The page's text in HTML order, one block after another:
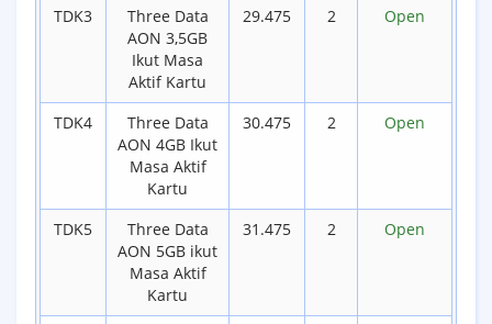
TDK3
Three Data
AON 3,5GB
Ikut Masa
Aktif Kartu
29.475 2 Open
TDK4
Three Data
AON 4GB Ikut
Masa Aktif
Kartu
30.475 2 Open
TDK5
Three Data
AON 5GB ikut
Masa Aktif
Kartu
31.475 2 Open